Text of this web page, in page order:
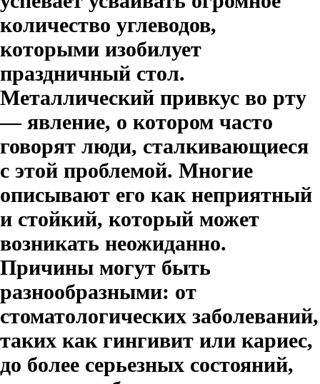
количество углеводов,
которыми изобилует
праздничный стол.
Металлический привкус во рту
— явление, о котором часто
говорят люди, сталкивающиеся
с этой проблемой. Многие
описывают его как неприятный
и стойкий, который может
возникать неожиданно.
Причины могут быть
разнообразными: от
стоматологических заболеваний,
таких как гингивит или кариес,
до более серьезных состояний,